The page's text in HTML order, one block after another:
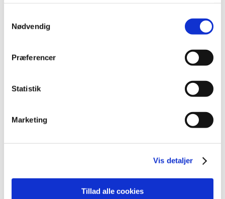
Nødvendig
Præferencer
Statistik
Marketing
Vis detaljer
Tillad alle cookies
2012 (41)
november (6)
september (7)
juli (4)
april (3)
2011 (13)